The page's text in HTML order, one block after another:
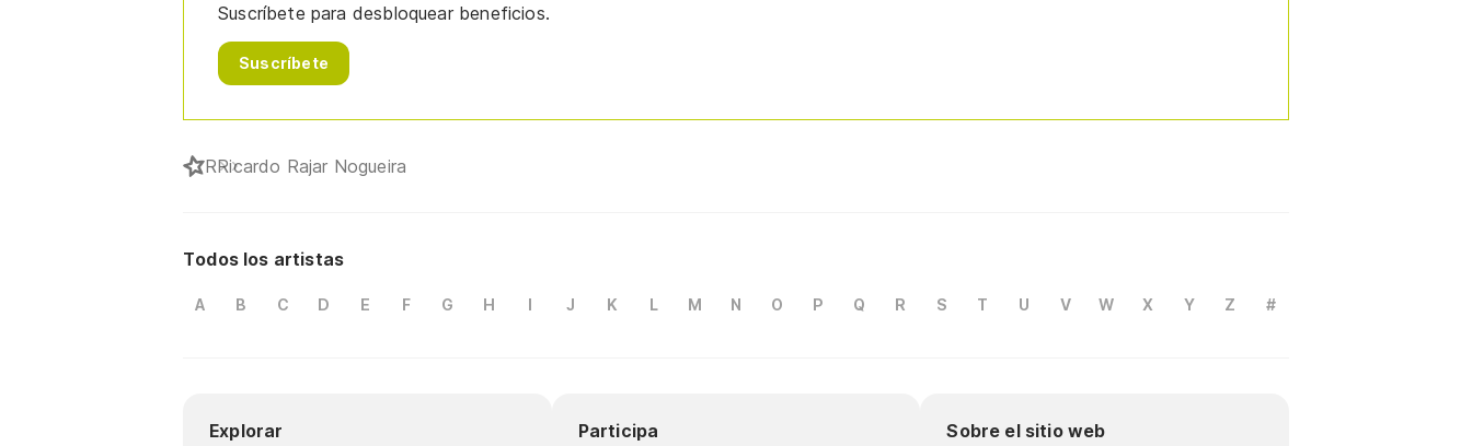
Suscríbete para desbloquear beneficios.
Suscríbete
RRicardo Rajar Nogueira
Todos los artistas
A B C D E F G H I J K L M N O P Q R S T U V W X Y Z #
Explorar Participa Sobre el sitio web